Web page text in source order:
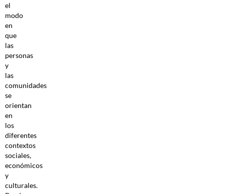
el
modo
en
que
las
personas
y
las
comunidades
se
orientan
en
los
diferentes
contextos
sociales,
económicos
y
culturales.